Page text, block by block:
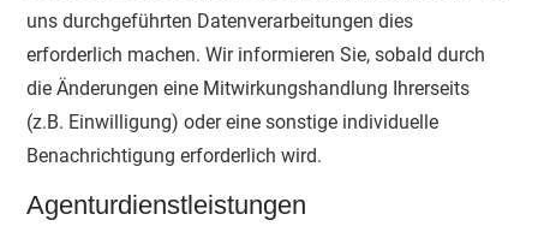
uns durchgeführten Datenverarbeitungen dies
erforderlich machen. Wir informieren Sie, sobald durch
die Änderungen eine Mitwirkungshandlung Ihrerseits
(z.B. Einwilligung) oder eine sonstige individuelle
Benachrichtigung erforderlich wird.
Agenturdienstleistungen